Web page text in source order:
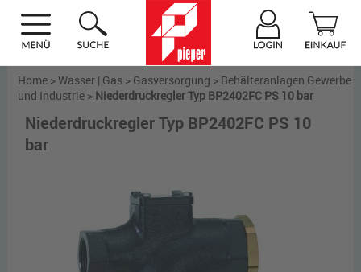
Home >Wasser | Gas > Gasversorgung > Behälteranlagen Gewerbe
und Industrie > Niederdruckregler Typ BP2402FC PS 10 bar
Niederdruckregler Typ BP2402FC PS 10
bar